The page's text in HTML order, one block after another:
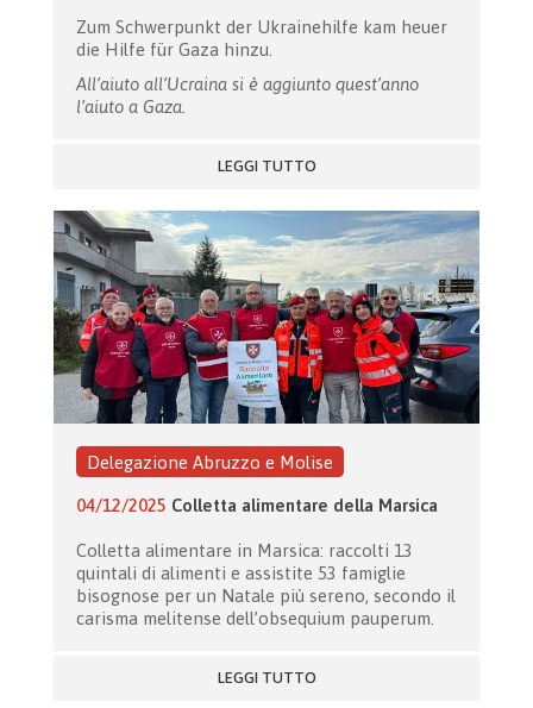
Zum Schwerpunkt der Ukrainehilfe kam heuer
die Hilfe für Gaza hinzu.
All’aiuto all’Ucraina si è aggiunto quest’anno
l’aiuto a Gaza.
LEGGI TUTTO
Delegazione Abruzzo e Molise
04/12/2025 Colletta alimentare della Marsica
Colletta alimentare in Marsica: raccolti 13
quintali di alimenti e assistite 53 famiglie
bisognose per un Natale più sereno, secondo il
carisma melitense dell’obsequium pauperum.
LEGGI TUTTO